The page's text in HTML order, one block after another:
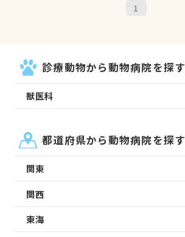
1
診療動物から動物病院を探す
獣医科
都道府県から動物病院を探す
関東
関西
東海